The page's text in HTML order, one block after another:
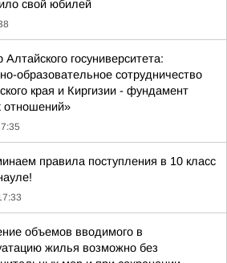
свой юбилей
Алтайского госуниверситета:
образовательное сотрудничество
края и Киргизии - фундамент
отношений»
правила поступления в 10 класс
объемов вводимого в
жилья возможно без